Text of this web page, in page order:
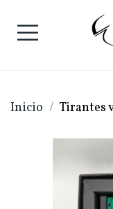
Inicio Tirantes